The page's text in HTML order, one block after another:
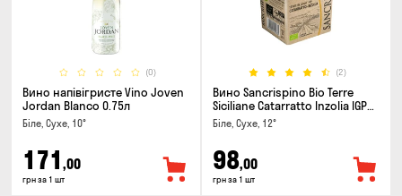
(0)
Вино напівігристе Vino Joven
Jordan Blanco 0.75л
Біле, Сухе, 10°
171 ,00
грн за 1 шт
(2)
Вино Sancrispino Bio Terre
Siciliane Catarratto Inzolia IGP
0.5л
Біле, Сухе, 12°
98,00
грн за 1 шт